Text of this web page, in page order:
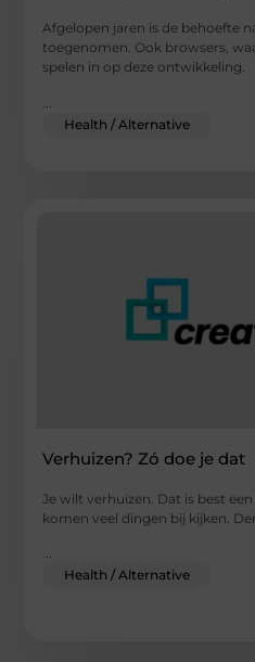
Afgelopen jaren is de behoefte
toegenomen. Ook browsers,
spelen in op deze ontwikkeling.
Health / Alternative
Verhuizen? Zó doe je dat
Je wilt verhuizen. Dat is best
komen veel dingen bij kijken.
...
Health / Alternative